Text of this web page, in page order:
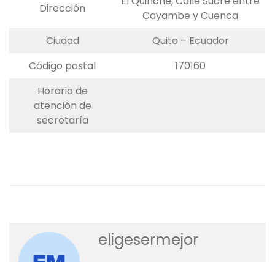
Dirección
Cayambe y Cuenca
Ciudad
Quito – Ecuador
Código postal
170160
Horario de
atención de
secretaría
eligesermejor